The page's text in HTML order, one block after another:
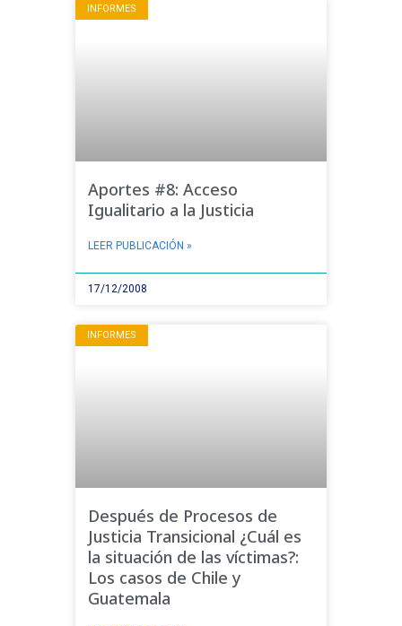
INFORMES
Aportes #8: Acceso
Igualitario a la Justicia
LEER PUBLICACIÓN »
17/12/2008
INFORMES
Después de Procesos de
Justicia Transicional ¿Cuál es
la situación de las víctimas?:
Los casos de Chile y
Guatemala